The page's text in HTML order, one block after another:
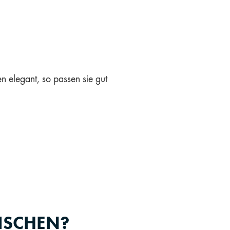
elegant, so passen sie gut